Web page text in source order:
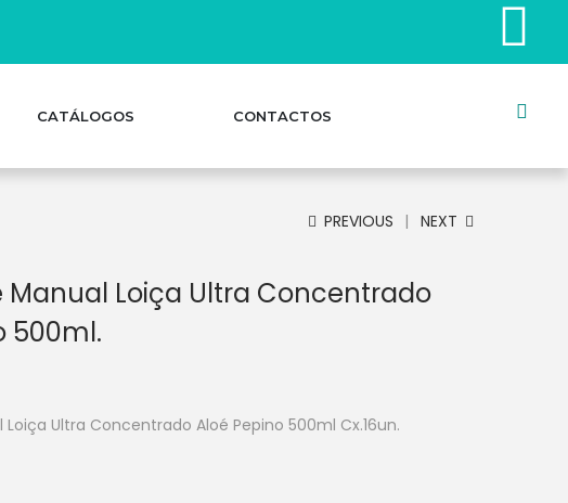
CATÁLOGOS CONTACTOS
PREVIOUS NEXT
Manual Loiça Ultra Concentrado
500ml.
Ultra Concentrado Aloé Pepino 500ml Cx.16un.